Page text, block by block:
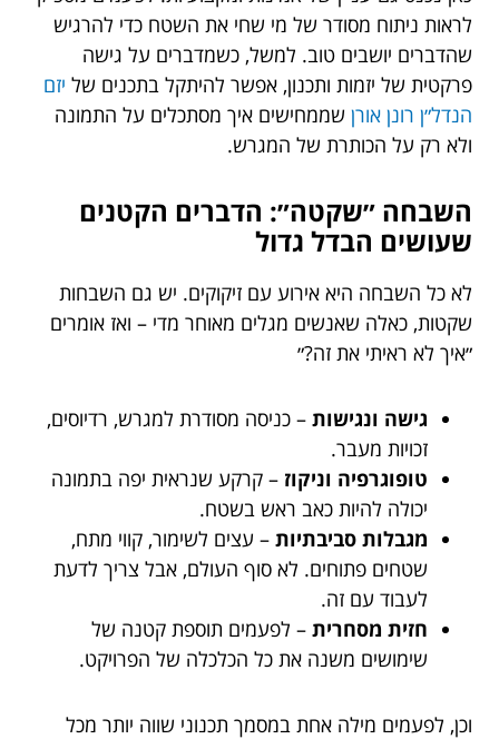
לראות ניתוח מסודר של מי שחי את השטח כדי להרגיש
שהדברים יושבים טוב. למשל, כשמדברים על גישה
פרקטית של יזמות ותכנון, אפשר להיתקל בתכנים של יזם
הנדל״ן רונן אורן שממחישים איך מסתכלים על התמונה
ולא רק על הכותרת של המגרש.
השבחה ״שקטה״: הדברים הקטנים
שעושים הבדל גדול
לא כל השבחה היא אירוע עם זיקוקים. יש גם השבחות
שקטות, כאלה שאנשים מגלים מאוחר מדי – ואז אומרים
״איך לא ראיתי את זה?״
גישה ונגישות – כניסה מסודרת למגרש, רדיוסים,
זכויות מעבר.
טופוגרפיה וניקוז – קרקע שנראית יפה בתמונה
יכולה להיות כאב ראש בשטח.
מגבלות סביבתיות – עצים לשימור, קווי מתח,
שטחים פתוחים. לא סוף העולם, אבל צריך לדעת
לעבוד עם זה.
חזית מסחרית – לפעמים תוספת קטנה של
שימושים משנה את כל הכלכלה של הפרויקט.
וכן, לפעמים מילה אחת במסמך תכנוני שווה יותר מכל